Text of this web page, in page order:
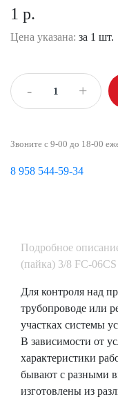
1 р.
Цена указана: за 1 шт.
- +
Звоните с 9-00 до 18-00
8 958 544-59-34
Подробное
(пайка) 3/8 FC-
Для контроля над
трубопроводе или
участках системы
В зависимости от
характеристики
бывают с разными
изготовлены из